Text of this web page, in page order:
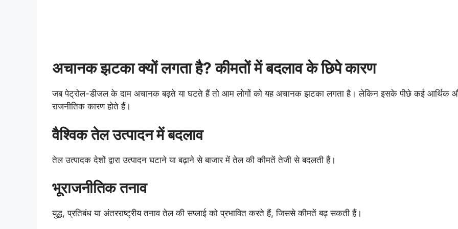
अचानक झटका क्यों लगता है? कीमतों में बदलाव के छिपे कारण
जब पेट्रोल-डीजल के दाम अचानक बढ़ते या घटते हैं तो आम लोगों को यह अचानक झटका लगता है। लेकिन इसके पीछे कई आर्थिक
राजनीतिक कारण होते हैं।
वैश्विक तेल उत्पादन में बदलाव
तेल उत्पादक देशों द्वारा उत्पादन घटाने या बढ़ाने से बाजार में तेल की कीमतें तेजी से बदलती हैं।
भूराजनीतिक तनाव
युद्ध, प्रतिबंध या अंतरराष्ट्रीय तनाव तेल की सप्लाई को प्रभावित करते हैं, जिससे कीमतें बढ़ सकती हैं।